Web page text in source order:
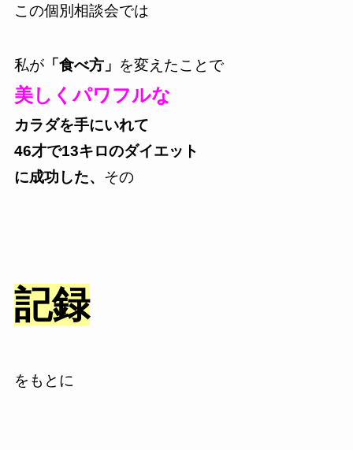
この個別相談会では
私が「食べ方」 を変えたことで
美しくパワフルな
カラダを手にいれて
46才で13キロのダイエット
に成功した、 その
記録
をもとに